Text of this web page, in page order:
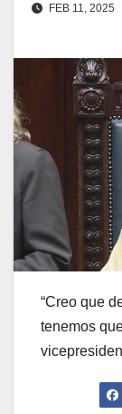
FEB 11, 2025
“Creo que
tenemos